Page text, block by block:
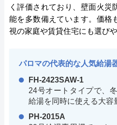
く評価されており、壁面火災
能を多数備えています。価格
視の家庭や賃貸住宅にも選び
パロマの代表的な人気給湯
FH-2423SAW-1
24号オートタイプで、
給湯を同時に使える大容
PH-2015A